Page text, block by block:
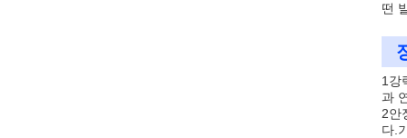
떤
1강
과
2안
다.